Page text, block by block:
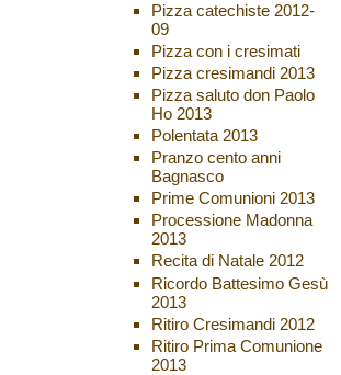
Pizza catechiste 2012-
09
Pizza con i cresimati
Pizza cresimandi 2013
Pizza saluto don Paolo
Ho 2013
Polentata 2013
Pranzo cento anni
Bagnasco
Prime Comunioni 2013
Processione Madonna
2013
Recita di Natale 2012
Ricordo Battesimo Gesù
2013
Ritiro Cresimandi 2012
Ritiro Prima Comunione
2013